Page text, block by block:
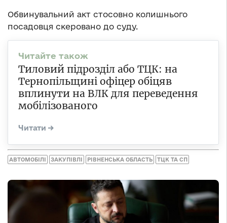
Обвинувальний акт стосовно колишнього
посадовця скеровано до суду.
Тиловий підрозділ або ТЦК: на
Тернопільщині офіцер обіцяв
вплинути на ВЛК для переведення
мобілізованого
АВТОМОБІЛІ ЗАКУПІВЛІ РІВНЕНСЬКА ОБЛАСТЬ ТЦК ТА СП